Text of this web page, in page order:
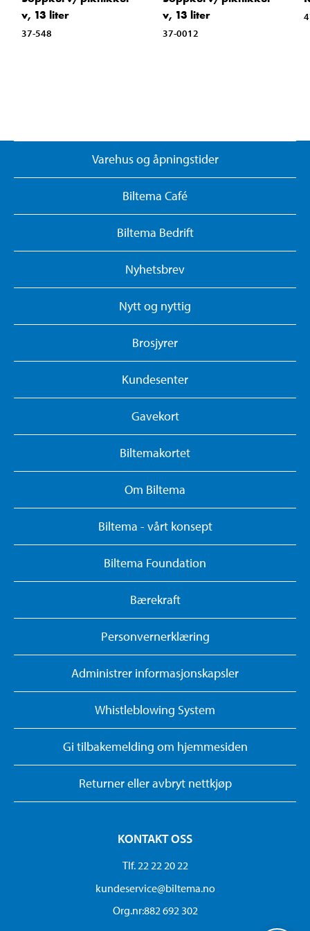
v, 13 liter
37-548
v, 13 liter
37-0012
Varehus og åpningstider
Biltema Café
Biltema Bedrift
Nyhetsbrev
Nytt og nyttig
Brosjyrer
Kundesenter
Gavekort
Biltemakortet
Om Biltema
Biltema - vårt konsept
Biltema Foundation
Bærekraft
Personvernerklæring
Administrer informasjonskapsler
Whistleblowing System
Gi tilbakemelding om hjemmesiden
Returner eller avbryt nettkjøp
KONTAKT OSS
Tlf. 22 22 20 22
kundeservice@biltema.no
Org.nr:882 692 302